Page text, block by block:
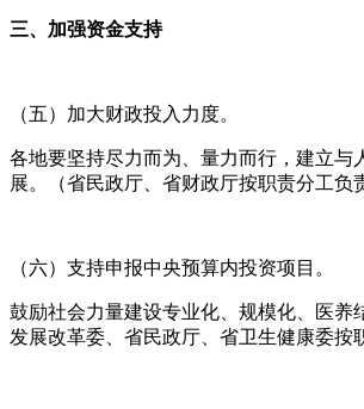
三、加强资金支持
（五）加大财政投入力度。
各地要坚持尽力而为、量力而行，建立与
展。（省民政厅、省财政厅按职责分工负
（六）支持申报中央预算内投资项目。
鼓励社会力量建设专业化、规模化、医
发展改革委、省民政厅、省卫生健康委按